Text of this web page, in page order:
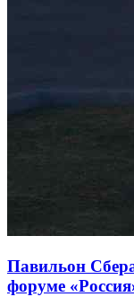
Павильон
форуме